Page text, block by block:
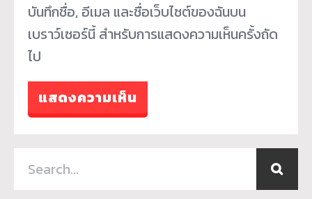
บันทึกชื่อ, อีเมล และชื่อเว็บไซต์ของฉันบน
เบราว์เซอร์นี้ สำหรับการแสดงความเห็นครั้งถัด
ไป